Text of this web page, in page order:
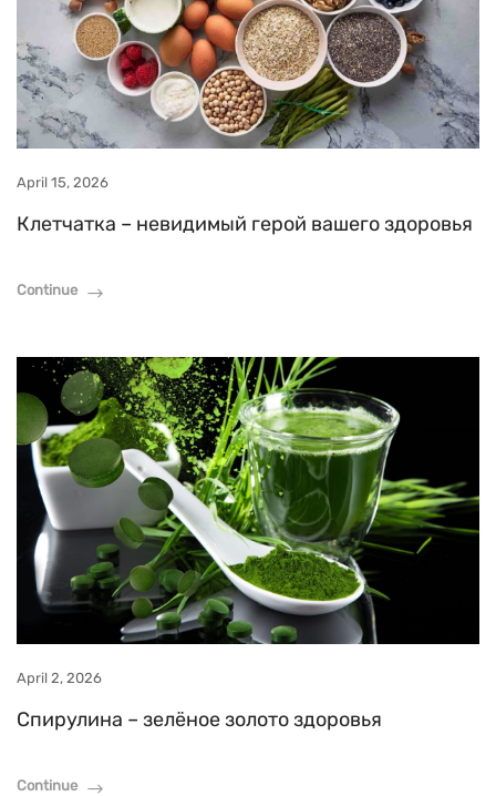
April 15, 2026
Клетчатка – невидимый герой вашего здоровья
Continue
April 2, 2026
Спирулина – зелёное золото здоровья
Continue